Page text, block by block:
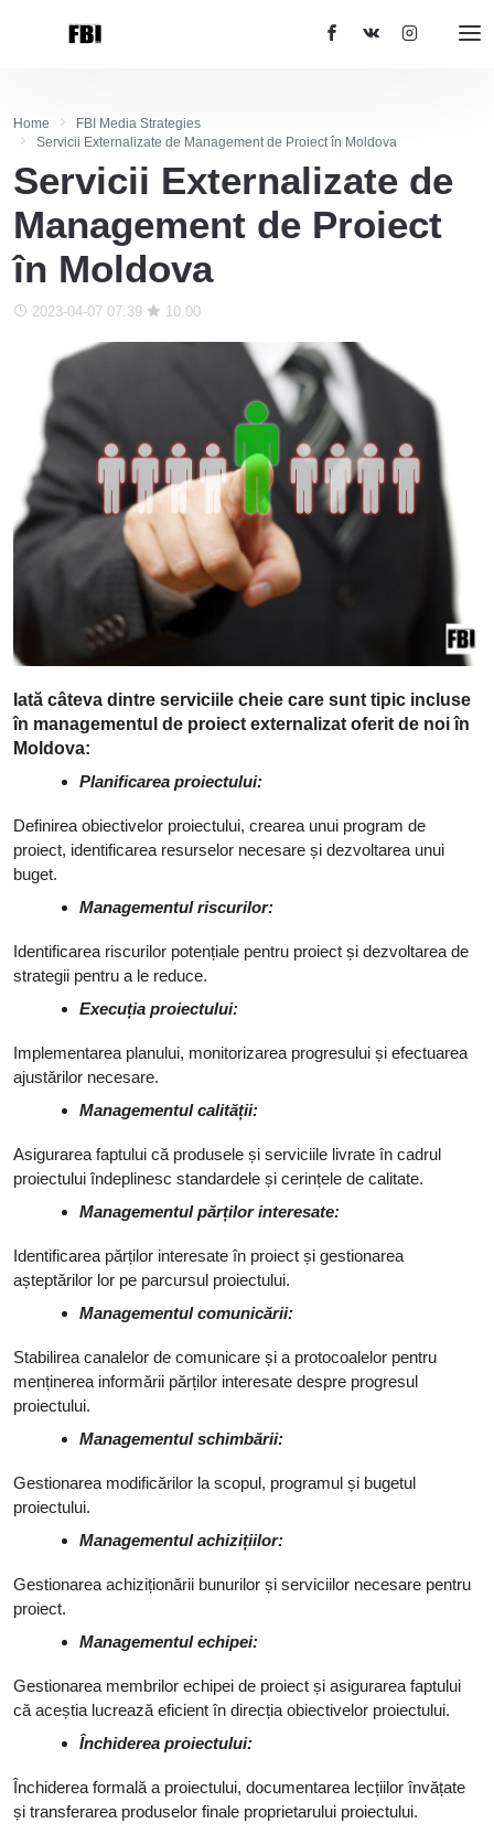
Home
FBI Media Strategies
Servicii Externalizate de Management de Proiect în Moldova
Servicii Externalizate de
Management de Proiect
în Moldova
2023-04-07 07:39 10.00
Iată câteva dintre serviciile cheie care sunt tipic incluse
în managementul de proiect externalizat oferit de noi în
Moldova:
Planificarea proiectului:
Definirea obiectivelor proiectului, crearea unui program de
proiect, identificarea resurselor necesare și dezvoltarea unui
buget.
Managementul riscurilor:
Identificarea riscurilor potențiale pentru proiect și dezvoltarea de
strategii pentru a le reduce.
Execuția proiectului:
Implementarea planului, monitorizarea progresului și efectuarea
ajustărilor necesare.
Managementul calității:
Asigurarea faptului că produsele și serviciile livrate în cadrul
proiectului îndeplinesc standardele și cerințele de calitate.
Managementul părților interesate:
Identificarea părților interesate în proiect și gestionarea
așteptărilor lor pe parcursul proiectului.
Managementul comunicării:
Stabilirea canalelor de comunicare și a protocoalelor pentru
menținerea informării părților interesate despre progresul
proiectului.
Managementul schimbării:
Gestionarea modificărilor la scopul, programul și bugetul
proiectului.
Managementul achizițiilor:
Gestionarea achiziționării bunurilor și serviciilor necesare pentru
proiect.
Managementul echipei:
Gestionarea membrilor echipei de proiect și asigurarea faptului
că aceștia lucrează eficient în direcția obiectivelor proiectului.
Închiderea proiectului:
Închiderea formală a proiectului, documentarea lecțiilor învățate
și transferarea produselor finale proprietarului proiectului.